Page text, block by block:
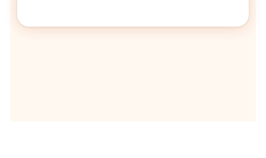
mundo — Tapa
tiempos
reforzada